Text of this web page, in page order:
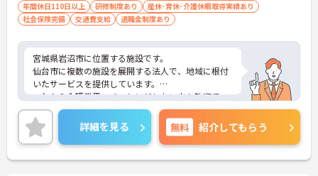
年間休日110日以上
研修制度あり
産休･育休･介護休暇取得実績あり
社会保険完備
交通費支給 退職金制度あり
宮城県岩沼市に位置する施設です。
仙台市に複数の施設を展開する法人で、地域に根付
いたサービスを提供しています。
これから介護業界へチャレンジしたい方も歓迎で
す。
ご興味ある方には、面接対策ポイントなど、さらに
詳細をお話しいたしますのでお気軽にご相談くださ
い！
詳細を見る 無料 紹介してもらう